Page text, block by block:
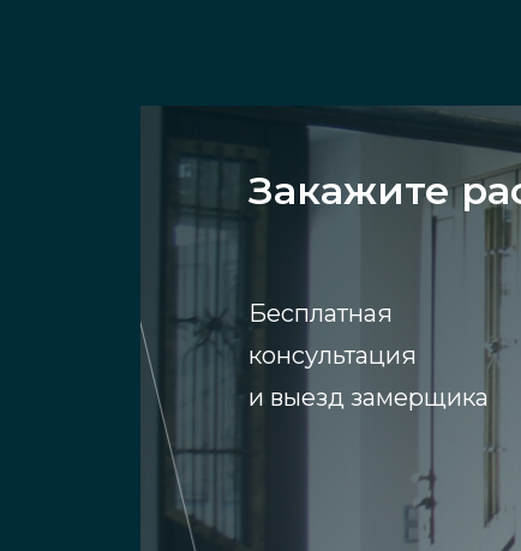
Закажите
Бесплатная
консультация
и выезд замерщика